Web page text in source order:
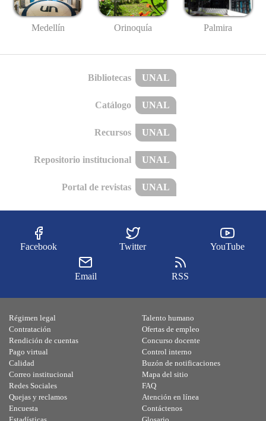
Medellín Orinoquía Palmira
Bibliotecas UNAL
Catálogo UNAL
Recursos UNAL
Repositorio institucional UNAL
Portal de revistas UNAL
Facebook Twitter YouTube
Email RSS
Régimen legal
Contratación
Rendición de cuentas
Pago virtual
Calidad
Talento humano
Ofertas de empleo
Concurso docente
Control interno
Buzón de notificaciones
Correo institucional
Redes Sociales
Quejas y reclamos
Encuesta
Mapa del sitio
FAQ
Atención en línea
Contáctenos